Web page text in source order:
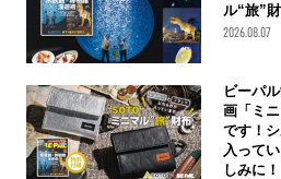
ル“旅”
2026.08.07
ビーパ
画「ミ
です！
入って
しみに！